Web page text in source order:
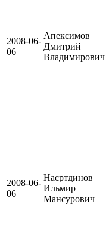
2008-06-
06
Апексимов
Дмитрий
Владимирович
2008-06-
06
Насртдинов
Ильмир
Мансурович